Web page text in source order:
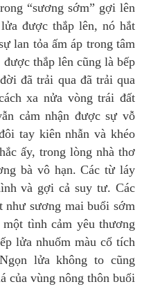
“sương sớm” gợi lên
được thắp lên, nó hắt
lan tỏa ấm áp trong tâm
thắp lên cũng là bếp
đã trải qua đã trải qua
xa nửa vòng trái đất
cảm nhận được sự vỗ
tay kiên nhẫn và khéo
ấy, trong lòng nhà thơ
bà vô hạn. Các từ láy
và gợi cả suy tư. Các
như sương mai buổi sớm
tình cảm yêu thương
lửa nhuốm màu cổ tích
lửa không to cũng
của vùng nông thôn buổi